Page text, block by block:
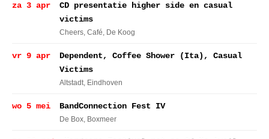
za 3 apr
CD presentatie higher side en casual
victims
Cheers, Café, De Koog
vr 9 apr
Dependent, Coffee Shower (Ita), Casual
Victims
Altstadt, Eindhoven
wo 5 mei BandConnection Fest IV
De Box, Boxmeer